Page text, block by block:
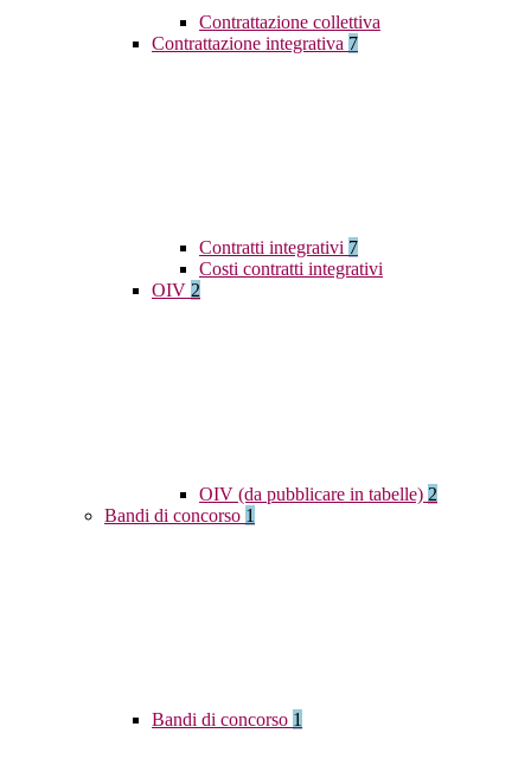
Contrattazione collettiva
Contrattazione integrativa 7
Contratti integrativi 7
Costi contratti integrativi
OIV 2
OIV (da pubblicare in tabelle) 2
Bandi di concorso 1
Bandi di concorso 1